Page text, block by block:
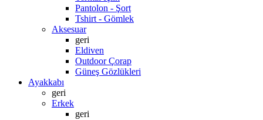
Pantolon - Şort
Tshirt - Gömlek
Aksesuar
geri
Eldiven
Outdoor Çorap
Güneş Gözlükleri
Ayakkabı
geri
Erkek
geri